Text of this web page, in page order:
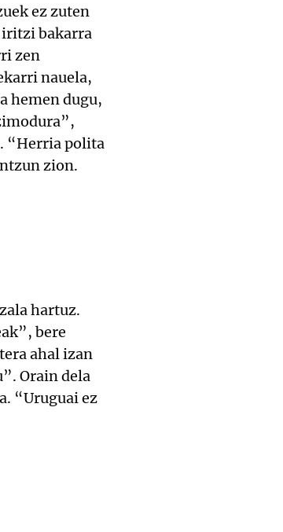
ez zuten
iritzi bakarra
zen
nauela,
hemen dugu,
“Herria polita
zion.
hartuz.
bere
ahal izan
Orain dela
“Uruguai ez